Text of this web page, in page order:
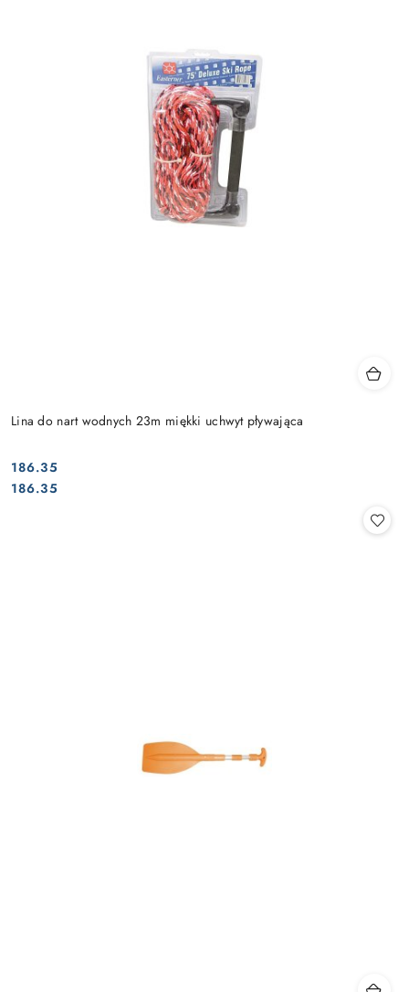
Lina do nart wodnych 23m miękki uchwyt pływająca
Cena:
186.35
Cena:
186.35